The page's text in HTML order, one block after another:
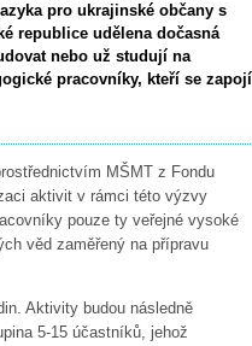
pro ukrajinské občany s
republice udělena dočasná
nebo už studují na
pracovníky, kteří se zapojí
MŠMT z Fondu
aktivit v rámci této výzvy
pouze ty veřejné vysoké
věd zaměřený na přípravu
Aktivity budou následně
5-15 účastníků, jehož